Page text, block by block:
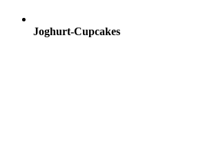
Joghurt-Cupcakes